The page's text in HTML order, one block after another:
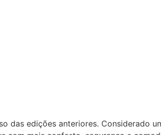
das edições anteriores. Considerado